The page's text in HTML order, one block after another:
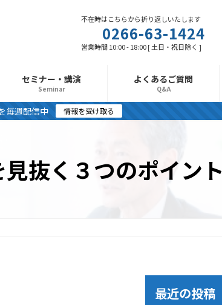
不在時はこちらから折り返しいたします
0266-63-1424
営業時間 10:00 - 18:00 [ 土日・祝日除く ]
セミナー・講演
Seminar
よくあるご質問
Q&A
毎週配信中 情報を受け取る
抜く３つのポイント
最近の投稿